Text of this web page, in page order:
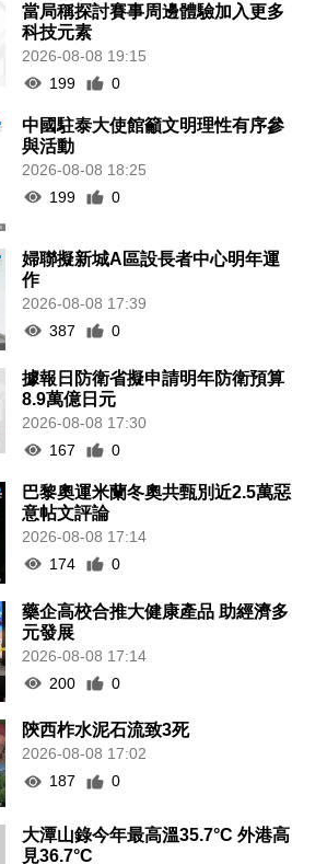
當局稱探討賽事周邊體驗加入更多
科技元素
2026-08-08 19:15
199
0
中國駐泰大使館籲文明理性有序參
與活動
2026-08-08 18:25
199
0
婦聯擬新城A區設長者中心明年運
作
2026-08-08 17:39
387
0
據報日防衛省擬申請明年防衛預算
8.9萬億日元
2026-08-08 17:30
167
0
巴黎奧運米蘭冬奧共甄別近2.5萬惡
意帖文評論
2026-08-08 17:14
174
0
藥企高校合推大健康產品 助經濟多
元發展
2026-08-08 17:14
200
0
陝西柞水泥石流致3死
2026-08-08 17:02
187
0
大潭山錄今年最高溫35.7°C 外港高
見36.7°C